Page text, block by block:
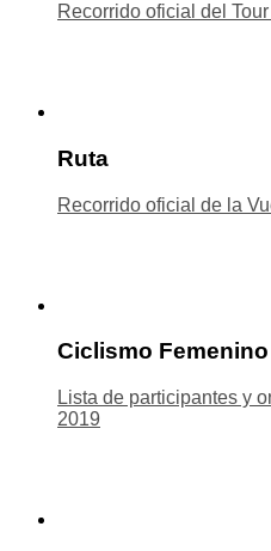
Recorrido oficial del
Ruta
Recorrido oficial de la
Ciclismo Femenino
Lista de participantes y
2019